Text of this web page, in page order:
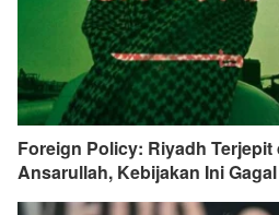
Foreign Policy: Riyadh Terjepit
Ansarullah, Kebijakan Ini Gagal